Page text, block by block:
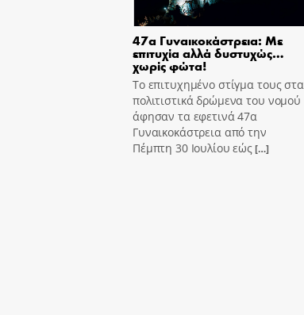
47α Γυναικοκάστρεια: Με
επιτυχία αλλά δυστυχώς…
χωρίς φώτα!
Το επιτυχημένο στίγμα τους στα
πολιτιστικά δρώμενα του νομού
άφησαν τα εφετινά 47α
Γυναικοκάστρεια από την
Πέμπτη 30 Ιουλίου εώς[…]